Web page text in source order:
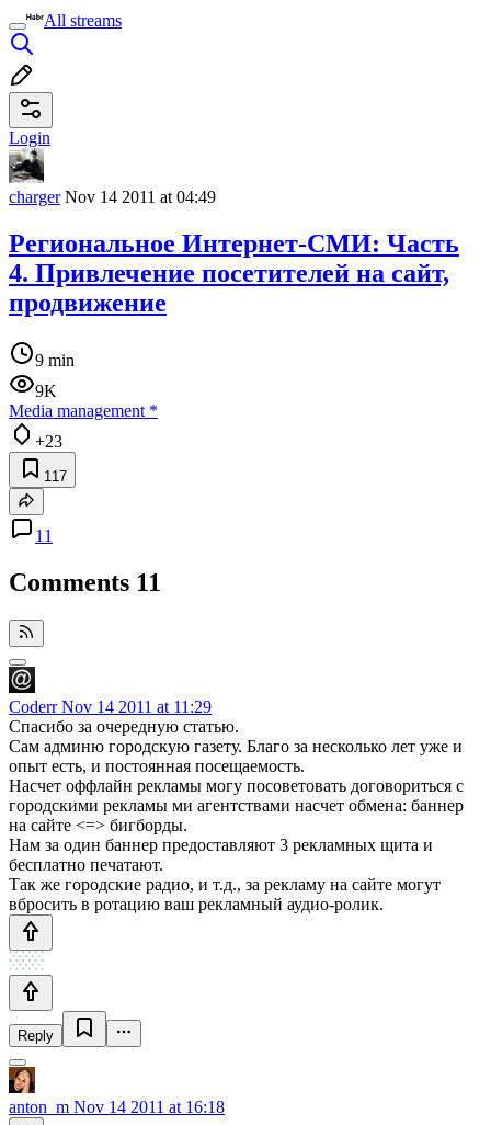
All streams
Login
chargerNov 14 2011 at 04:49
Региональное Интернет-СМИ: Часть
4. Привлечение посетителей на сайт,
продвижение
9 min
9K
Media management *
+23
117
11
Comments 11
CoderrNov 14 2011 at 11:29
Спасибо за очередную статью.
Сам админю городскую газету. Благо за несколько лет уже и
опыт есть, и постоянная посещаемость.
Насчет оффлайн рекламы могу посоветовать договориться с
городскими рекламы ми агентствами насчет обмена: баннер
на сайте <=> бигборды.
Нам за один баннер предоставляют 3 рекламных щита и
бесплатно печатают.
Так же городские радио, и т.д., за рекламу на сайте могут
вбросить в ротацию ваш рекламный аудио-ролик.
Reply
anton_m Nov 14 2011 at 16:18